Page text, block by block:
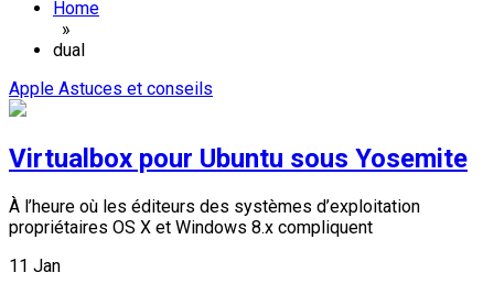
Home
»
dual
Apple Astuces et conseils
Virtualbox pour Ubuntu sous Yosemite
À l’heure où les éditeurs des systèmes d’exploitation
propriétaires OS X et Windows 8.x compliquent
11 Jan